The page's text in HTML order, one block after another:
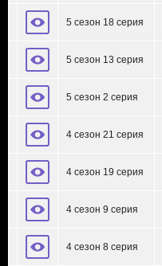
5 сезон 18 серия
5 сезон 13 серия
5 сезон 2 серия
4 сезон 21 серия
4 сезон 19 серия
4 сезон 9 серия
4 сезон 8 серия